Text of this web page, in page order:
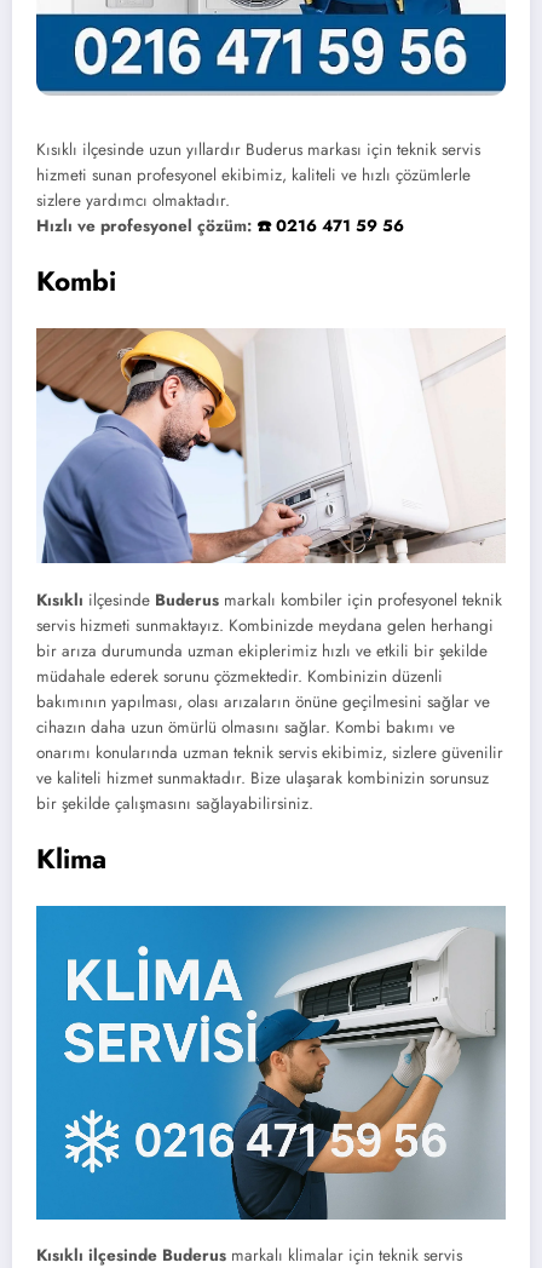
Kısıklı ilçesinde uzun yıllardır Buderus markası için teknik servis
hizmeti sunan profesyonel ekibimiz, kaliteli ve hızlı çözümlerle
sizlere yardımcı olmaktadır.
Hızlı ve profesyonel çözüm: ☎️ 0216 471 59 56
Kombi
Kısıklı ilçesinde Buderus markalı kombiler için profesyonel teknik
servis hizmeti sunmaktayız. Kombinizde meydana gelen herhangi
bir arıza durumunda uzman ekiplerimiz hızlı ve etkili bir şekilde
müdahale ederek sorunu çözmektedir. Kombinizin düzenli
bakımının yapılması, olası arızaların önüne geçilmesini sağlar ve
cihazın daha uzun ömürlü olmasını sağlar. Kombi bakımı ve
onarımı konularında uzman teknik servis ekibimiz, sizlere güvenilir
ve kaliteli hizmet sunmaktadır. Bize ulaşarak kombinizin sorunsuz
bir şekilde çalışmasını sağlayabilirsiniz.
Klima
Kısıklı ilçesinde Buderus markalı klimalar için teknik servis